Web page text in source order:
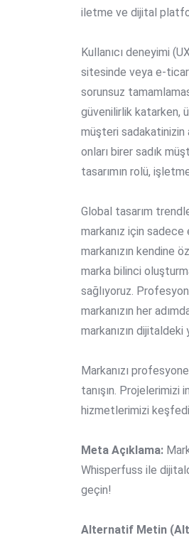
iletme ve dijital
Kullanıcı deneyimi
sitesinde veya e-
sorunsuz
güvenilirlik katarken,
müşteri sadakatinizin
onları birer sadık
tasarımın rolü,
Global tasarım
markanız için sadece
markanızın kendine
marka bilinci
sağlıyoruz.
markanızın her
markanızın
Markanızı
tanışın.
hizmetlerimizi
Meta Açıklama:
Whisperfuss ile
geçin!
Alternatif Metin